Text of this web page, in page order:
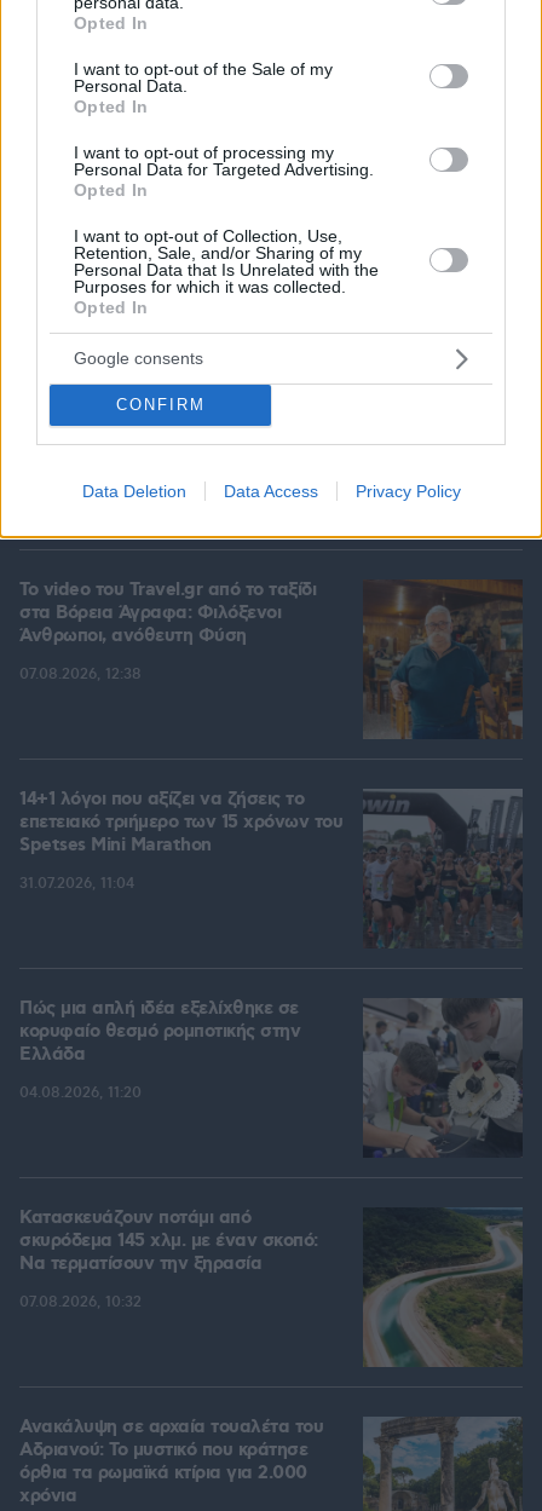
grant or deny consent to Google and its third-party tags to
use your data for below specified purposes in below Google
consent section.
Opted In
I want to opt-out of the Sale of my
Personal Data.
Opted In
I want to opt-out of processing my
Personal Data for Targeted Advertising.
Opted In
I want to opt-out of Collection, Use,
Retention, Sale, and/or Sharing of my
Personal Data that Is Unrelated with the
Purposes for which it was collected.
Opted In
Google consents
CONFIRM
Data Deletion Data Access Privacy Policy
Ο ένας άνθρωπος που η βασίλισσα Ελισάβετ δεν
To video του Travel.gr από το ταξίδι
στα Βόρεια Άγραφα: Φιλόξενοι
Άνθρωποι, ανόθευτη Φύση
07.08.2026, 12:38
14+1 λόγοι που αξίζει να ζήσεις το
επετειακό τριήμερο των 15 χρόνων του
Spetses Mini Marathon
31.07.2026, 11:04
Πώς μια απλή ιδέα εξελίχθηκε σε
κορυφαίο θεσμό ρομποτικής στην
Ελλάδα
04.08.2026, 11:20
Κατασκευάζουν ποτάμι από
σκυρόδεμα 145 χλμ. με έναν σκοπό:
Να τερματίσουν την ξηρασία
07.08.2026, 10:32
Ανακάλυψη σε αρχαία τουαλέτα του
Αδριανού: Το μυστικό που κράτησε
όρθια τα ρωμαϊκά κτίρια για 2.000
χρόνια